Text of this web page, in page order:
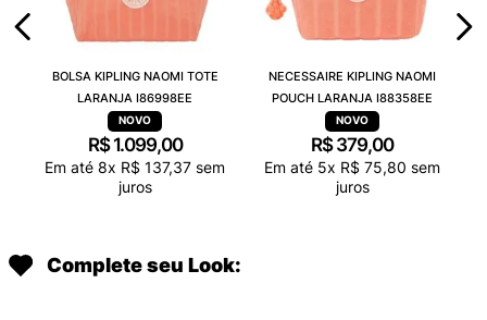
BOLSA KIPLING NAOMI TOTE
LARANJA I86998EE
R$ 1.099,00
Em até 8x R$ 137,37 sem
juros
NECESSAIRE KIPLING NAOMI
POUCH LARANJA I88358EE
R$ 379,00
Em até 5x R$ 75,80 sem
juros
Complete seu Look: